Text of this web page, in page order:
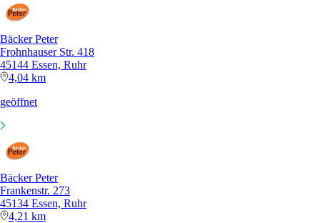
Bäcker Peter
Frohnhauser Str. 418
45144 Essen, Ruhr
4,04 km
geöffnet
Bäcker Peter
Frankenstr. 273
45134 Essen, Ruhr
4,21 km